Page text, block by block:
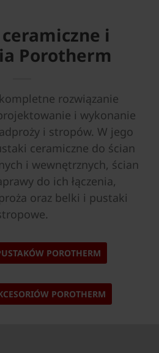
i
Porotherm
rozwiązanie
i wykonanie
i stropów. W jego
ceramiczne do ścian
i wewnętrznych, ścian
do ich łączenia,
oraz belki i pustaki
POROTHERM
POROTHERM